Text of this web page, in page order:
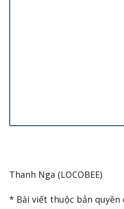
Thanh Nga (LOCOBEE)
* Bài viết thuộc bản quyền